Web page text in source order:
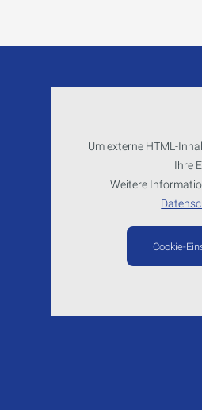
Um externe HTML-
Ihre
Weitere
Cookie-